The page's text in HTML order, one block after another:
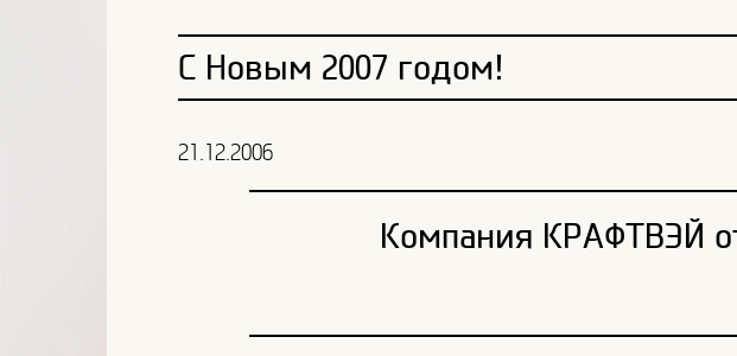
С Новым 2007 годом!
21.12.2006
Компания КРАФТВЭЙ